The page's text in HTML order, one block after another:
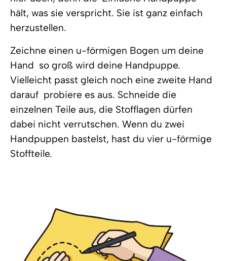
hält, was sie verspricht. Sie ist ganz einfach
herzustellen.
Zeichne einen u-förmigen Bogen um deine
Hand  so groß wird deine Handpuppe.
Vielleicht passt gleich noch eine zweite Hand
darauf  probiere es aus. Schneide die
einzelnen Teile aus, die Stofflagen dürfen
dabei nicht verrutschen. Wenn du zwei
Handpuppen bastelst, hast du vier u-förmige
Stoffteile.